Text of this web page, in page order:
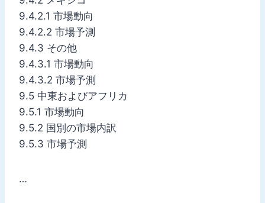
9.4.2.1 市場動向
9.4.2.2 市場予測
9.4.3 その他
9.4.3.1 市場動向
9.4.3.2 市場予測
9.5 中東およびアフリカ
9.5.1 市場動向
9.5.2 国別の市場内訳
9.5.3 市場予測
…